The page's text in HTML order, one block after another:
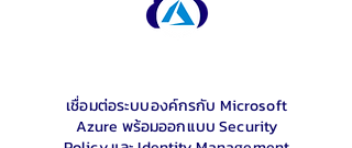
เชื่อมต่อระบบองค์กรกับ Microsoft
Azure พร้อมออกแบบ Security